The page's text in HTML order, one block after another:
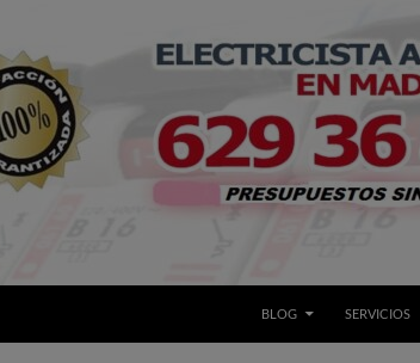
BLOG SERVICIOS